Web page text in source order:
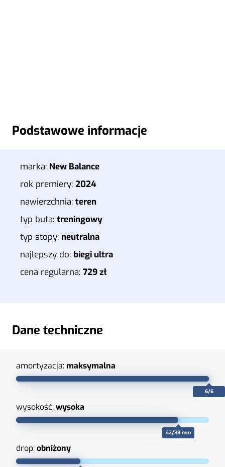
Podstawowe informacje
marka: New Balance
rok premiery: 2024
nawierzchnia: teren
typ buta: treningowy
typ stopy: neutralna
najlepszy do: biegi ultra
cena regularna: 729 zł
Dane techniczne
amortyzacja:maksymalna
6/6
wysokość:wysoka
42/38 mm
drop:obniżony